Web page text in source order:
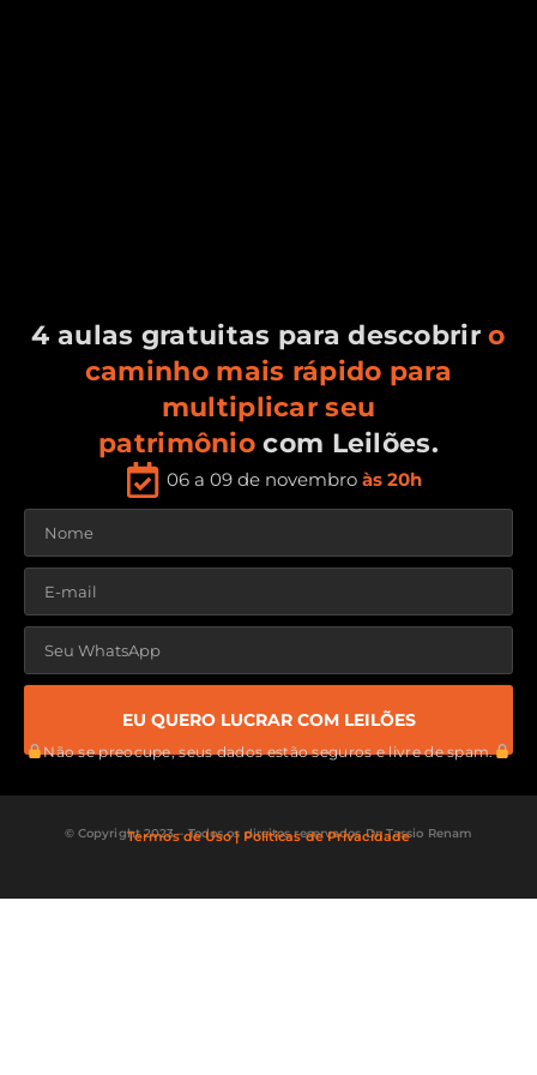
4 aulas gratuitas para descobriro
caminho mais rápido para
multiplicar seu
patrimônio com Leilões.
06 a 09 de novembro às 20h
EU QUERO LUCRAR COM LEILÕES
Não se preocupe, seus dados estão seguros e livre de spam.
© Copyright 2023 – Todos os direitos reservados Dr. Tassio Renam
Termos de Uso | Políticas de Privacidade